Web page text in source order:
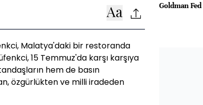
Malatya'daki bir restoranda
15 Temmuz'da karşı karşıya
hem de basın
özgürlükten ve milli iradeden
Goldman